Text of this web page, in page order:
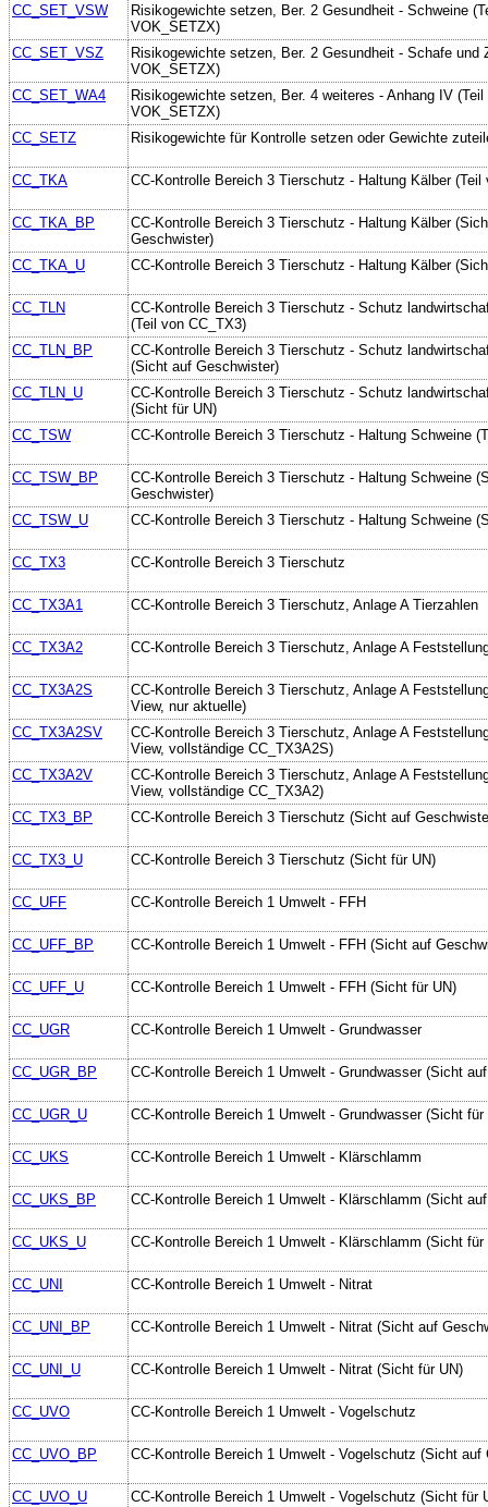
CC_SET_VSW
Risikogewichte setzen, Ber. 2 Gesundheit - Schweine
VOK_SETZX)
CC_SET_VSZ
Risikogewichte setzen, Ber. 2 Gesundheit - Schafe und
VOK_SETZX)
CC_SET_WA4
Risikogewichte setzen, Ber. 4 weiteres - Anhang IV (Teil
VOK_SETZX)
CC_SETZ
Risikogewichte für Kontrolle setzen oder Gewichte
CC_TKA CC-Kontrolle Bereich 3 Tierschutz - Haltung Kälber (Teil
CC_TKA_BP
CC-Kontrolle Bereich 3 Tierschutz - Haltung Kälber
Geschwister)
CC_TKA_U
CC-Kontrolle Bereich 3 Tierschutz - Haltung Kälber
CC_TLN
CC-Kontrolle Bereich 3 Tierschutz - Schutz
(Teil von CC_TX3)
CC_TLN_BP
CC-Kontrolle Bereich 3 Tierschutz - Schutz
(Sicht auf Geschwister)
CC_TLN_U
CC-Kontrolle Bereich 3 Tierschutz - Schutz
(Sicht für UN)
CC_TSW
CC-Kontrolle Bereich 3 Tierschutz - Haltung Schweine
CC_TSW_BP
CC-Kontrolle Bereich 3 Tierschutz - Haltung Schweine
Geschwister)
CC_TSW_U
CC-Kontrolle Bereich 3 Tierschutz - Haltung Schweine
CC_TX3 CC-Kontrolle Bereich 3 Tierschutz
CC_TX3A1 CC-Kontrolle Bereich 3 Tierschutz, Anlage A Tierzahlen
CC_TX3A2 CC-Kontrolle Bereich 3 Tierschutz, Anlage A
CC_TX3A2S
CC-Kontrolle Bereich 3 Tierschutz, Anlage A
View, nur aktuelle)
CC_TX3A2SV
CC-Kontrolle Bereich 3 Tierschutz, Anlage A
View, vollständige CC_TX3A2S)
CC_TX3A2V
CC-Kontrolle Bereich 3 Tierschutz, Anlage A
View, vollständige CC_TX3A2)
CC_TX3_BP
CC-Kontrolle Bereich 3 Tierschutz (Sicht auf
CC_TX3_U CC-Kontrolle Bereich 3 Tierschutz (Sicht für UN)
CC_UFF CC-Kontrolle Bereich 1 Umwelt - FFH
CC_UFF_BP CC-Kontrolle Bereich 1 Umwelt - FFH (Sicht auf
CC_UFF_U CC-Kontrolle Bereich 1 Umwelt - FFH (Sicht für UN)
CC_UGR CC-Kontrolle Bereich 1 Umwelt - Grundwasser
CC_UGR_BP CC-Kontrolle Bereich 1 Umwelt - Grundwasser (Sicht
CC_UGR_U CC-Kontrolle Bereich 1 Umwelt - Grundwasser (Sicht für
CC_UKS CC-Kontrolle Bereich 1 Umwelt - Klärschlamm
CC_UKS_BP CC-Kontrolle Bereich 1 Umwelt - Klärschlamm (Sicht
CC_UKS_U CC-Kontrolle Bereich 1 Umwelt - Klärschlamm (Sicht für
CC_UNI CC-Kontrolle Bereich 1 Umwelt - Nitrat
CC_UNI_BP CC-Kontrolle Bereich 1 Umwelt - Nitrat (Sicht auf
CC_UNI_U CC-Kontrolle Bereich 1 Umwelt - Nitrat (Sicht für UN)
CC_UVO CC-Kontrolle Bereich 1 Umwelt - Vogelschutz
CC_UVO_BP CC-Kontrolle Bereich 1 Umwelt - Vogelschutz (Sicht auf
CC_UVO_U CC-Kontrolle Bereich 1 Umwelt - Vogelschutz (Sicht für